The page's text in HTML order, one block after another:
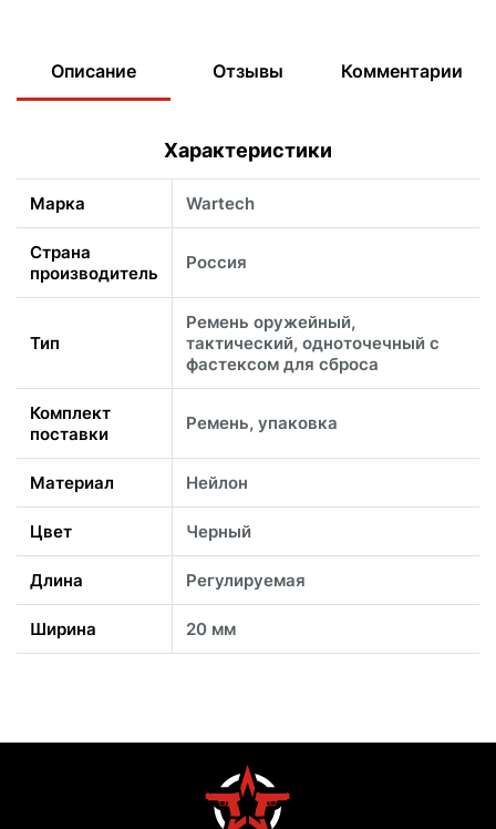
Описание Отзывы Комментарии
Характеристики
Марка Wartech
Страна
производитель
Россия
Тип
Ремень оружейный,
тактический, одноточечный с
фастексом для сброса
Комплект
поставки
Ремень, упаковка
Материал Нейлон
Цвет Черный
Длина Регулируемая
Ширина 20 мм